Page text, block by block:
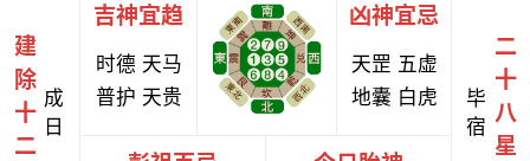
建
除
十
二
成
日
吉神宜趋
时德 天马
普护 天贵
凶神宜忌
天罡 五虚
地囊 白虎
毕
宿
二
十
八
星